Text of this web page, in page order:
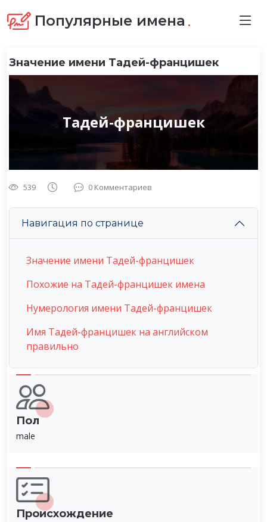
Популярные имена .
Значение имени Тадей-францишек
Тадей-францишек
539 0 Комментариев
Навигация по странице
Значение имени Тадей-францишек
Похожие на Тадей-францишек имена
Нумерология имени Тадей-францишек
Имя Тадей-францишек на английском
правильно
Пол
male
Происхождение